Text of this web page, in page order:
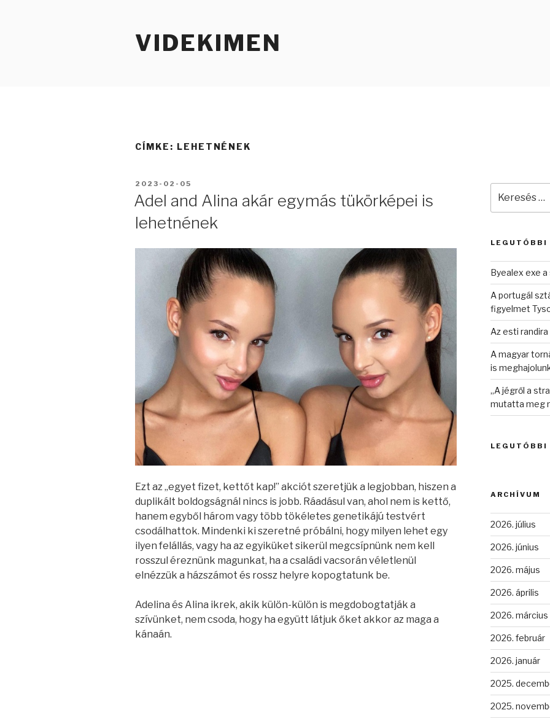
VIDEKIMEN
CÍMKE: LEHETNÉNEK
BEKÜLDVE:
2023-02-05
Adel and Alina akár egymás tükörképei is
lehetnének
Ezt az „egyet fizet, kettőt kap!” akciót szeretjük a legjobban, hiszen a
duplikált boldogságnál nincs is jobb. Ráadásul van, ahol nem is kettő,
hanem egyből három vagy több tökéletes genetikájú testvért
csodálhattok. Mindenki ki szeretné próbálni, hogy milyen lehet egy
ilyen felállás, vagy ha az egyiküket sikerül megcsípnünk nem kell
rosszul éreznünk magunkat, ha a családi vacsorán véletlenül
elnézzük a házszámot és rossz helyre kopogtatunk be.
Adelina és Alina ikrek, akik külön-külön is megdobogtatják a
szívünket, nem csoda, hogy ha együtt látjuk őket akkor az maga a
kánaán.
következő
LEGUTÓBBI
Byealex exe
A portugál
figyelmet
Az esti
A magyar
is
„A jégről a
mutatta meg
LEGUTÓBBI
ARCHÍVUM
2026. július
2026. június
2026. május
2026. április
2026. március
2026. február
2026. január
2025.
2025.